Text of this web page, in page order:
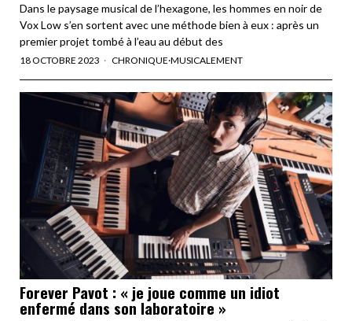
Dans le paysage musical de l’hexagone, les hommes en noir de
Vox Low s’en sortent avec une méthode bien à eux : après un
premier projet tombé à l’eau au début des
18 OCTOBRE 2023 CHRONIQUE·MUSICALEMENT
Forever Pavot : « je joue comme un idiot
enfermé dans son laboratoire »